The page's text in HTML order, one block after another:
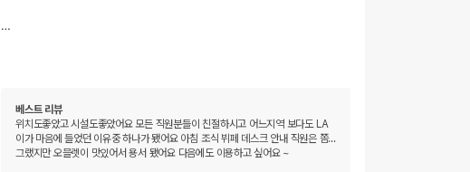
…
베스트 리뷰
위치도좋았고 시설도좋았어요 모든 직원분들이 친절하시고 어느지역 보다도 LA
이가 마음에 들었던 이유중 하나가 됐어요 아침 조식 뷔페 데스크 안내 직원은 쫌...
그랬지만 오믈렛이 맛있어서 용서 됐어요 다음에도 이용하고 싶어요 ~